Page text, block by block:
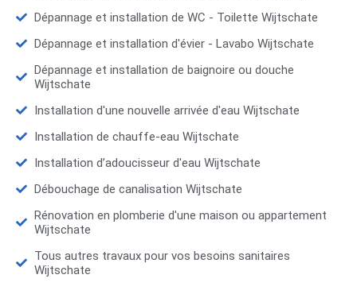
Dépannage et installation de WC - Toilette Wijtschate
Dépannage et installation d'évier - Lavabo Wijtschate
Dépannage et installation de baignoire ou douche
Wijtschate
Installation d'une nouvelle arrivée d'eau Wijtschate
Installation de chauffe-eau Wijtschate
Installation d’adoucisseur d'eau Wijtschate
Débouchage de canalisation Wijtschate
Rénovation en plomberie d'une maison ou appartement
Wijtschate
Tous autres travaux pour vos besoins sanitaires
Wijtschate